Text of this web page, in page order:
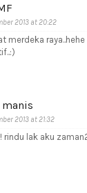
2013 at 20:22
merdeka
2013 at 21:32
rindu lak aku